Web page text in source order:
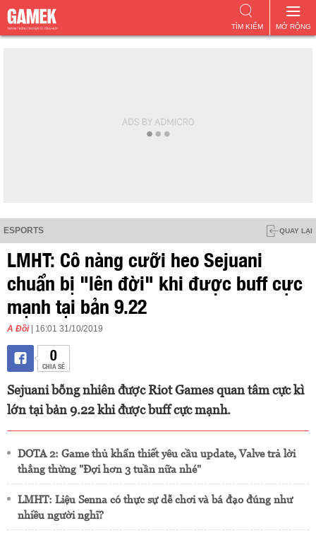
MỞ RỘNG
TÌM KIẾM
ESPORTS QUAY LẠI
LMHT: Cô nàng cưỡi heo Sejuani
chuẩn bị "lên đời" khi được buff cực
mạnh tại bản 9.22
A Đồi | 16:01 31/10/2019
0
CHIA SẺ
Sejuani bỗng nhiên được Riot Games quan tâm cực kì
lớn tại bản 9.22 khi được buff cực mạnh.
DOTA 2: Game thủ khẩn thiết yêu cầu update, Valve trả lời
thẳng thừng "Đợi hơn 3 tuần nữa nhé"
LMHT: Liệu Senna có thực sự dễ chơi và bá đạo đúng như
nhiều người nghĩ?